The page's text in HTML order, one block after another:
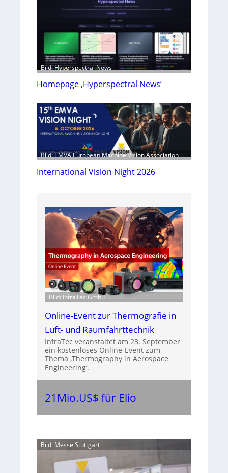
Bild: Hyperspectral News
Homepage ‚Hyperspectral News‘
Bild: EMVA European Machine Vision Association
International Vision Night 2026
Bild: InfraTec GmbH
Online-Event zur Thermografie in
Luft- und Raumfahrttechnik
InfraTec veranstaltet am 23. September
ein kostenloses Online-Event zum
Thema ‚Thermography in Aerospace
Engineering‘.
21Mio.US$ für Elio
Bild: Messe Stuttgart